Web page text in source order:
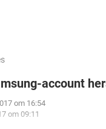
account
om 16:54
om 09:11